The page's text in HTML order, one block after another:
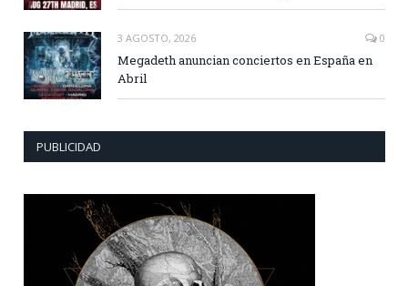
3 AGOSTO, 2026 0
Megadeth anuncian conciertos en España en
Abril
PUBLICIDAD